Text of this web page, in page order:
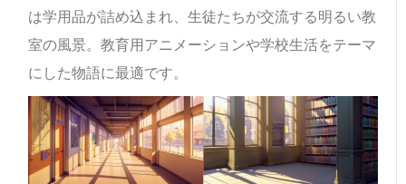
は学用品が詰め込まれ、生徒たちが交流する明るい教
室の風景。教育用アニメーションや学校生活をテーマ
にした物語に最適です。